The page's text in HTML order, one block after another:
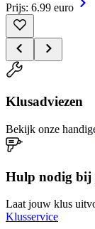
Prijs: 6.99 euro
Klusadviezen
Bekijk onze
Hulp nodig bij
Laat jouw klus
Klusservice